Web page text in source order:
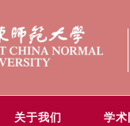
关于我们 学术